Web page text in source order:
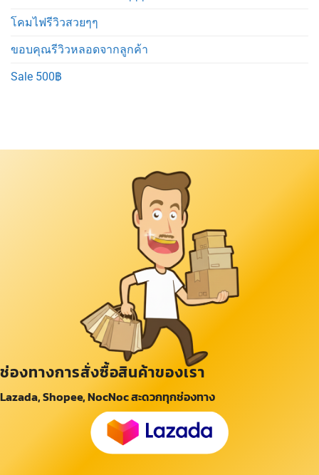
โคมไฟรีวิวสวยๆๆ
ขอบคุณรีวิวหลอดจากลูกค้า
Sale 500฿
ช่องทางการสั่งซื้อสินค้าของเรา
Lazada, Shopee, NocNoc สะดวกทุกช่องทาง